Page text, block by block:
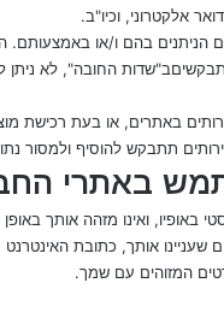
אלקטרוני, וכיו"ב.
הניתנים בהם ו/או
החובה", לא ניתן
באתרים, או בעת
תתבקש להוסיף ולמסור
באתרי
ואינו מזהה אותך